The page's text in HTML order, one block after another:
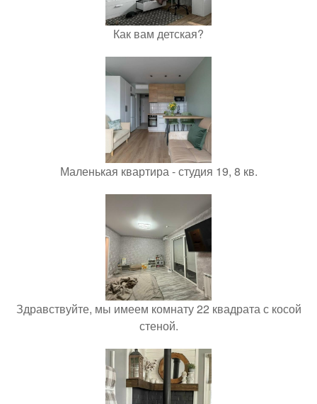
Как вам детская?
Маленькая квартира - студия 19, 8 кв.
Здравствуйте, мы имеем комнату 22 квадрата с косой
стеной.